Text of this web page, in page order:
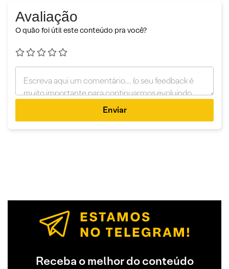
Avaliação
O quão foi útil este conteúdo pra você?
Enviar
Receba o melhor do conteúdo